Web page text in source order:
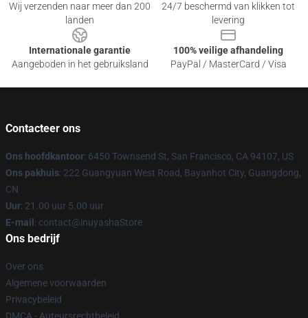
Wij verzenden naar meer dan 200
landen
24/7 beschermd van klikken tot
levering
Internationale garantie
Aangeboden in het gebruiksland
100% veilige afhandeling
PayPal / MasterCard / Visa
Contacteer ons
Ons hoofdkantoor: 6450 Townsend St, San Francisco, CA 94107, US
Ons pakhuis: 222 Guangyuan West Road, Bayanhot City, Guangdong,
CN
Uur: 21.00 uur 5.00 uur
E-mail : contact@inuyashaStore
Ons bedrijf
Over ons
Algemene voorwaarden
Privacybeleid